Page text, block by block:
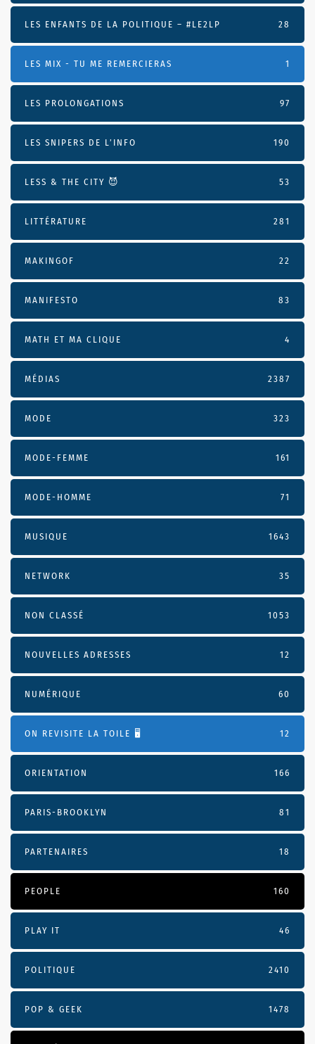
LES ENFANTS DE LA POLITIQUE – #LE2LP 28
LES MIX - TU ME REMERCIERAS 1
LES PROLONGATIONS 97
LES SNIPERS DE L’INFO 190
LESS & THE CITY 😈 53
LITTÉRATURE 281
MAKINGOF 22
MANIFESTO 83
MATH ET MA CLIQUE 4
MÉDIAS 2387
MODE 323
MODE-FEMME 161
MODE-HOMME 71
MUSIQUE 1643
NETWORK 35
NON CLASSÉ 1053
NOUVELLES ADRESSES 12
NUMÉRIQUE 60
ON REVISITE LA TOILE 🖥️ 12
ORIENTATION 166
PARIS-BROOKLYN 81
PARTENAIRES 18
PEOPLE 160
PLAY IT 46
POLITIQUE 2410
POP & GEEK 1478